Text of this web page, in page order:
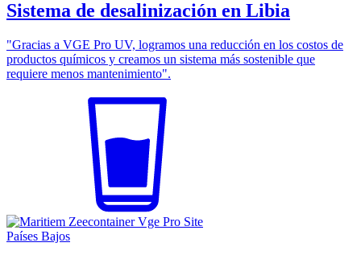
Sistema de desalinización en Libia
"Gracias a VGE Pro UV, logramos una reducción en los costos de
productos químicos y creamos un sistema más sostenible que
requiere menos mantenimiento".
Países Bajos